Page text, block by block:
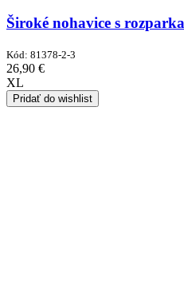
Široké nohavice s
Kód: 81378-2-3
26,90 €
XL
Pridať do wishlist